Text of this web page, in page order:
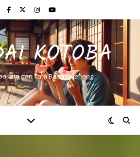
KOTOBA
dan Tata Bahasa Jepang